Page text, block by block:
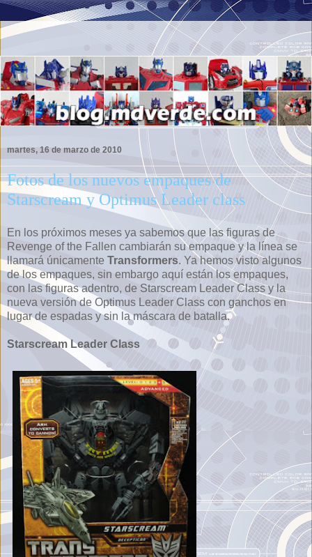
martes, 16 de marzo de 2010
Fotos de los nuevos empaques de
Starscream y Optimus Leader class
En los próximos meses ya sabemos que las figuras de
Revenge of the Fallen cambiarán su empaque y la línea se
llamará únicamente Transformers. Ya hemos visto algunos
de los empaques, sin embargo aquí están los empaques,
con las figuras adentro, de Starscream Leader Class y la
nueva versión de Optimus Leader Class con ganchos en
lugar de espadas y sin la máscara de batalla.
Starscream Leader Class